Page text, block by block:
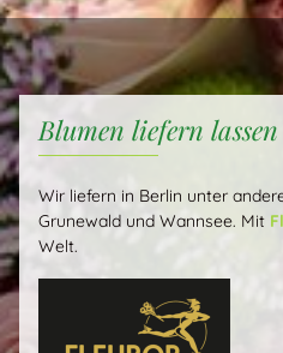
Blumen liefern lassen
Wir liefern in Berlin unter
Grunewald und Wannsee. Mit
Welt.